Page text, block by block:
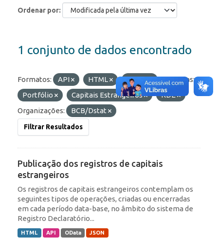
Ordenar por
1 conjunto de dados encontrado
Formatos: API HTML OData
Etiquetas:
Portfólio
Capitais Estrangeiros
RDE
Organizações:
BCB/Dstat
Filtrar Resultados
Publicação dos registros de capitais
estrangeiros
Os registros de capitais estrangeiros contemplam os
seguintes tipos de operações, criadas ou encerradas
em cada período data-base, no âmbito do sistema de
Registro Declaratório...
HTML API OData JSON